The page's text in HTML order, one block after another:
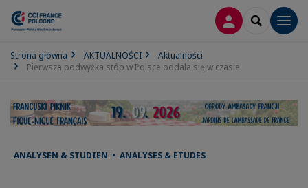
LOGOWANIE
SEARCH
Strona główna AKTUALNOŚCI
Aktualności
Pierwsza podwyżka stóp w Polsce oddala się w czasie
ANALYSEN & STUDIEN • ANALYSES & ETUDES